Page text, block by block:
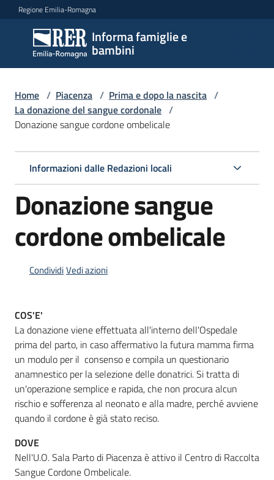
Vai al contenuto
Vai alla navigazione
Vai al footer
Regione Emilia-Romagna
Informa famiglie e
bambini
Informa
famiglie
e
bambini
per
famiglie
Informazioni
locali
Newsletter
Home / Piacenza / Prima e dopo la nascita /
La donazione del sangue cordonale /
Donazione sangue cordone ombelicale
Informazioni dalle Redazioni locali
Donazione sangue
cordone ombelicale
CondividiVedi azioni
COS'E'
La donazione viene effettuata all'interno dell'Ospedale
prima del parto, in caso affermativo la futura mamma firma
un modulo per il consenso e compila un questionario
anamnestico per la selezione delle donatrici. Si tratta di
un'operazione semplice e rapida, che non procura alcun
rischio e sofferenza al neonato e alla madre, perché avviene
quando il cordone è già stato reciso.
DOVE
Nell'U.O. Sala Parto di Piacenza è attivo il Centro di Raccolta
Sangue Cordone Ombelicale.